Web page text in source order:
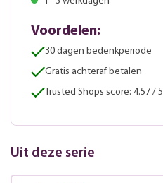
Voordelen:
30 dagen bedenkperiode
Gratis achteraf betalen
Trusted Shops score: 4.57 / 5
Uit deze serie